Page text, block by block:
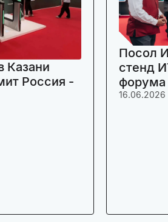
Казани
Россия -
Посол
стенд
16.06.2026